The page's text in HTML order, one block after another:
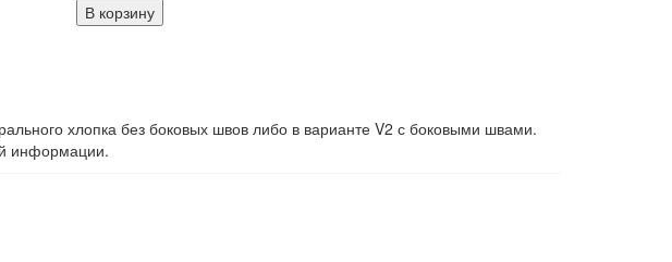
В корзину
хлопка без боковых швов либо в варианте V2 с боковыми швами.
информации.